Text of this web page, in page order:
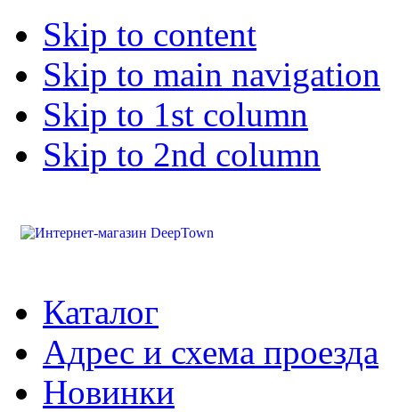
Skip to content
Skip to main navigation
Skip to 1st column
Skip to 2nd column
Каталог
Адрес и схема проезда
Новинки